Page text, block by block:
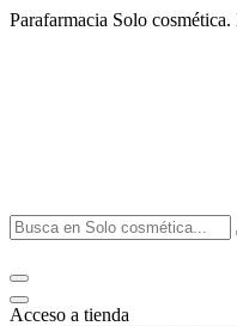
Parafarmacia Solo
Acceso a tienda